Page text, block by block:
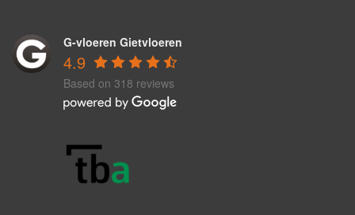
G-vloeren Gietvloeren
4.9
Based on 318 reviews